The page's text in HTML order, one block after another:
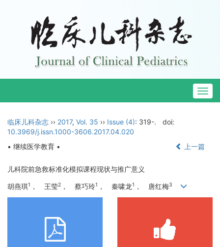
临床儿科杂志 ›› 2017, Vol. 35 ›› Issue (4): 319-.
doi:
10.3969/j.issn.1000-3606.2017.04.020
• 继续医学教育 •
上一篇
儿科院前急救标准化模拟课程现状与推广意义
胡燕琪1 ， 王莹2 ， 蔡巧玲1 ， 秦啸龙1 ， 唐红梅3